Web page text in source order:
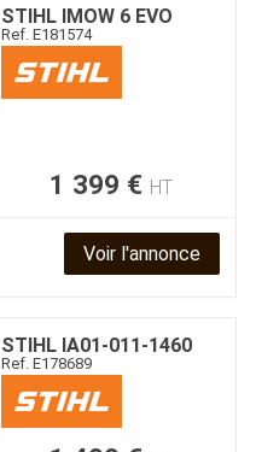
STIHL IMOW 6 EVO
Ref. E181574
1 399 € HT
Voir l'annonce
STIHL IA01-011-1460
Ref. E178689